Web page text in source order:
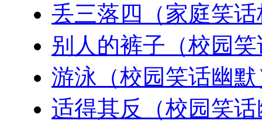
丢三落四（家庭笑
别人的裤子（校园
游泳（校园笑话幽默
适得其反（校园笑